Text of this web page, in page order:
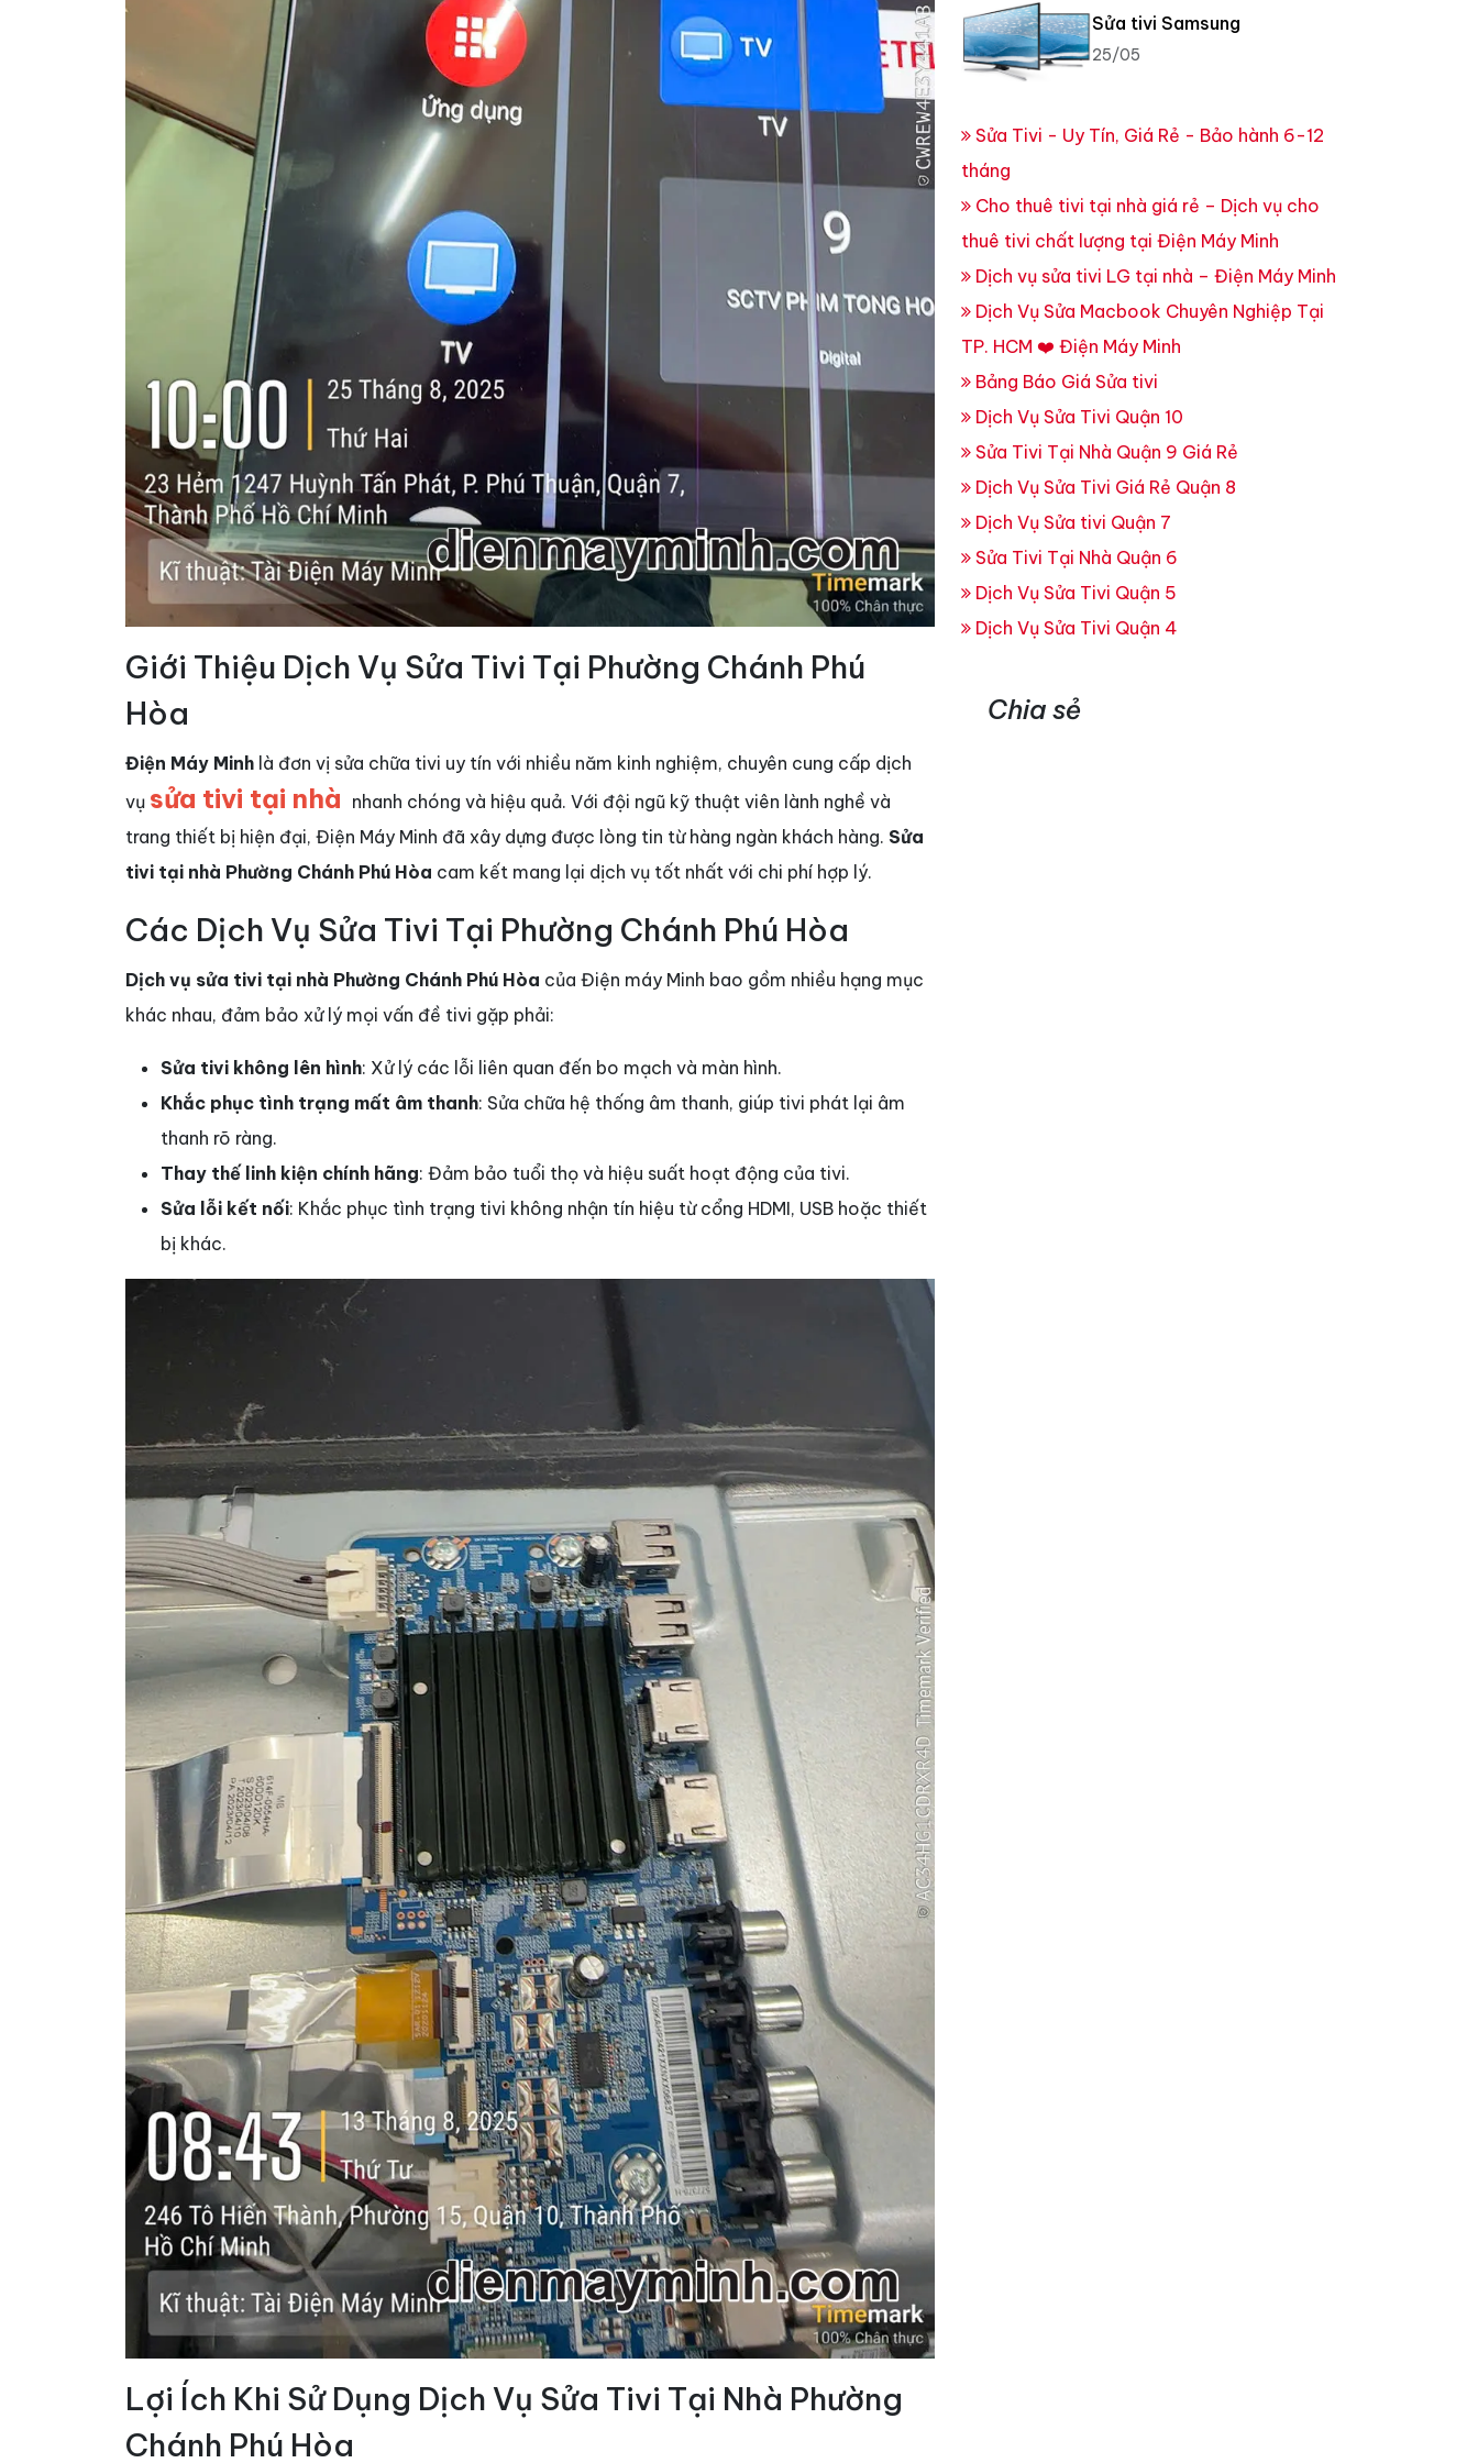
Giới Thiệu Dịch Vụ Sửa Tivi Tại Phường Chánh Phú
Hòa
Điện Máy Minh là đơn vị sửa chữa tivi uy tín với nhiều năm kinh nghiệm, chuyên cung cấp dịch
vụ sửa tivi tại nhà nhanh chóng và hiệu quả. Với đội ngũ kỹ thuật viên lành nghề và
trang thiết bị hiện đại, Điện Máy Minh đã xây dựng được lòng tin từ hàng ngàn khách hàng. Sửa
tivi tại nhà Phường Chánh Phú Hòa cam kết mang lại dịch vụ tốt nhất với chi phí hợp lý.
Các Dịch Vụ Sửa Tivi Tại Phường Chánh Phú Hòa
Dịch vụ sửa tivi tại nhà Phường Chánh Phú Hòa của Điện máy Minh bao gồm nhiều hạng mục
khác nhau, đảm bảo xử lý mọi vấn đề tivi gặp phải:
Sửa tivi không lên hình: Xử lý các lỗi liên quan đến bo mạch và màn hình.
Khắc phục tình trạng mất âm thanh: Sửa chữa hệ thống âm thanh, giúp tivi phát lại âm
thanh rõ ràng.
Thay thế linh kiện chính hãng: Đảm bảo tuổi thọ và hiệu suất hoạt động của tivi.
Sửa lỗi kết nối: Khắc phục tình trạng tivi không nhận tín hiệu từ cổng HDMI, USB hoặc thiết
bị khác.
Lợi Ích Khi Sử Dụng Dịch Vụ Sửa Tivi Tại Nhà Phường
Chánh Phú Hòa
Sửa tivi Samsung
25/05
Sửa Tivi - Uy Tín, Giá Rẻ - Bảo hành 6-12
tháng
Cho thuê tivi tại nhà giá rẻ – Dịch vụ cho
thuê tivi chất lượng tại Điện Máy Minh
Dịch vụ sửa tivi LG tại nhà – Điện Máy Minh
Dịch Vụ Sửa Macbook Chuyên Nghiệp Tại
TP. HCM ❤️ Điện Máy Minh
Bảng Báo Giá Sửa tivi
Dịch Vụ Sửa Tivi Quận 10
Sửa Tivi Tại Nhà Quận 9 Giá Rẻ
Dịch Vụ Sửa Tivi Giá Rẻ Quận 8
Dịch Vụ Sửa tivi Quận 7
Sửa Tivi Tại Nhà Quận 6
Dịch Vụ Sửa Tivi Quận 5
Dịch Vụ Sửa Tivi Quận 4
Chia sẻ